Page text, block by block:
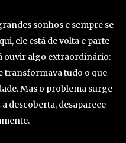
sonhos e sempre se
ele está de volta e parte
ouvir algo extraordinário:
transformava tudo o que
Mas o problema surge
descoberta, desaparece